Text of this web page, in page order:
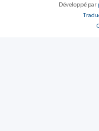
Développé par